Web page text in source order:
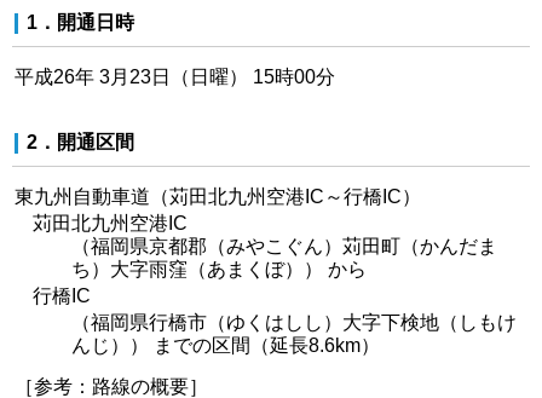
1．開通日時
平成26年 3月23日（日曜） 15時00分
2．開通区間
東九州自動車道（苅田北九州空港IC～行橋IC）
苅田北九州空港IC
（福岡県京都郡（みやこぐん）苅田町（かんだま
ち）大字雨窪（あまくぼ）） から
行橋IC
（福岡県行橋市（ゆくはしし）大字下検地（しもけ
んじ）） までの区間（延長8.6km）
［参考：路線の概要］